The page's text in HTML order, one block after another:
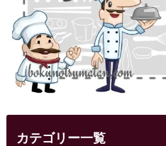
カテゴリー一覧